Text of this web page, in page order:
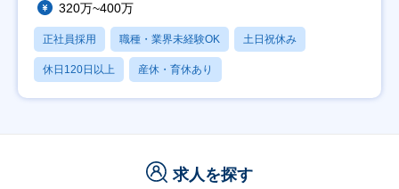
320万~400万
正社員採用 職種・業界未経験OK 土日祝休み
休日120日以上 産休・育休あり
求人を探す